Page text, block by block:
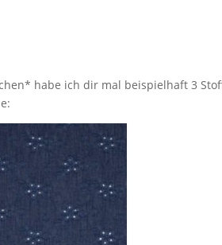
habe ich dir mal beispielhaft 3